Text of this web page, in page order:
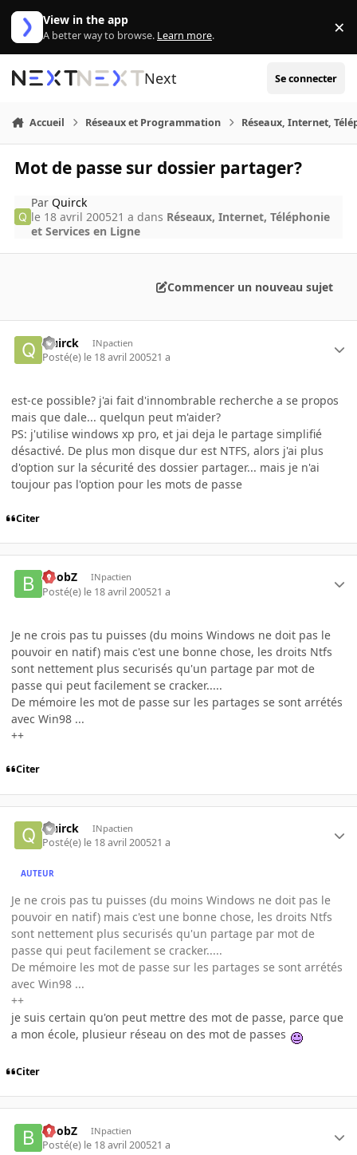
Aller au contenu
View in the app
A better way to browse. Learn more. ×
Next Se connecter
Accueil Réseaux et Programmation Réseaux, Internet,
Mot de passe sur dossier partager?
ParQuirck
le 18 avril 200521 a dans Réseaux, Internet, Téléphonie
et Services en Ligne
Commencer un nouveau sujet
Quirck INpactien
Posté(e) le 18 avril 200521 a
est-ce possible? j'ai fait d'innombrable recherche a se propos
mais que dale... quelqun peut m'aider?
PS: j'utilise windows xp pro, et jai deja le partage simplifié
désactivé. De plus mon disque dur est NTFS, alors j'ai plus
d'option sur la sécurité des dossier partager... mais je n'ai
toujour pas l'option pour les mots de passe
Citer
BoobZ INpactien
Posté(e) le 18 avril 200521 a
Je ne crois pas tu puisses (du moins Windows ne doit pas le
pouvoir en natif) mais c'est une bonne chose, les droits Ntfs
sont nettement plus securisés qu'un partage par mot de
passe qui peut facilement se cracker.....
De mémoire les mot de passe sur les partages se sont arrétés
avec Win98 ...
++
Citer
Quirck INpactien
Posté(e) le 18 avril 200521 a
AUTEUR
Je ne crois pas tu puisses (du moins Windows ne doit pas le
pouvoir en natif) mais c'est une bonne chose, les droits Ntfs
sont nettement plus securisés qu'un partage par mot de
passe qui peut facilement se cracker.....
De mémoire les mot de passe sur les partages se sont arrétés
avec Win98 ...
++
je suis certain qu'on peut mettre des mot de passe, parce que
a mon école, plusieur réseau on des mot de passes
Citer
BoobZ INpactien
Posté(e) le 18 avril 200521 a